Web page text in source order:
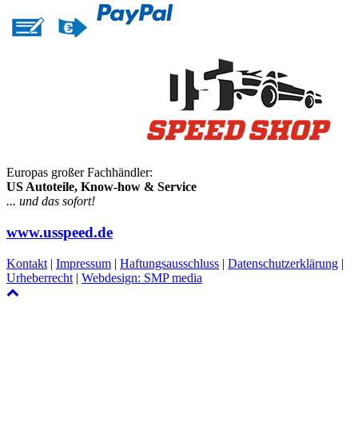
Europas großer Fachhändler:
US Autoteile, Know-how & Service
... und das sofort!
www.usspeed.de
Kontakt | Impressum | Haftungsausschluss | Datenschutzerklärung |
Urheberrecht | Webdesign: SMP media